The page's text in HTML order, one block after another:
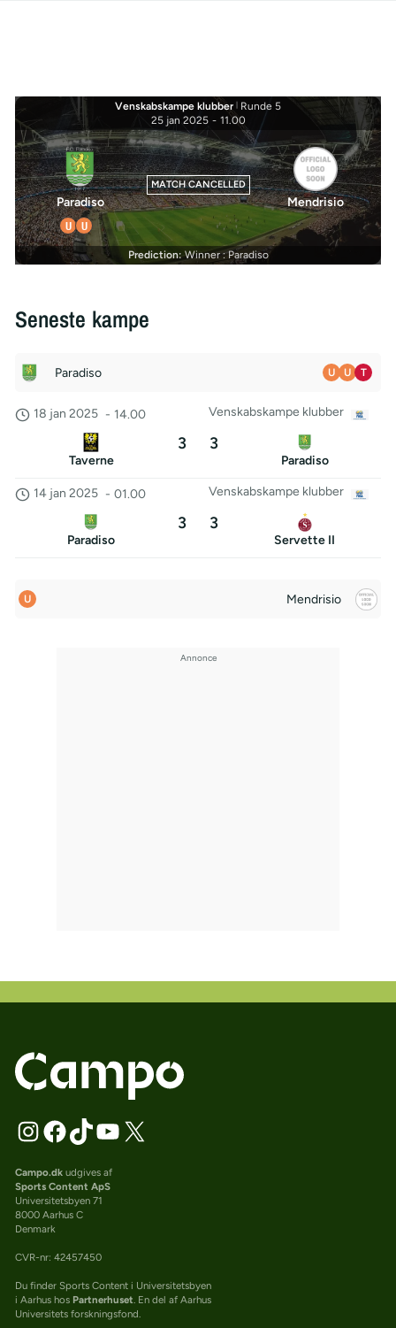
Venskabskampe klubber | Runde 5
25 jan 2025 - 11.00
Paradiso
U U
MATCH CANCELLED
Mendrisio
Prediction: Winner : Paradiso
Seneste kampe
Paradiso U U T
Venskabskampe klubber
18 jan 2025 - 14.00
Taverne
3 3
Paradiso
Venskabskampe klubber
14 jan 2025 - 01.00
Paradiso
3 3
Servette II
Mendrisio
U
Campo.dkudgives af
Sports Content ApS
Universitetsbyen 71
8000 Aarhus C
Denmark
CVR-nr: 42457450
Du finder Sports Content i Universitetsbyen
i Aarhus hos Partnerhuset. En del af Aarhus
Universitets forskningsfond.